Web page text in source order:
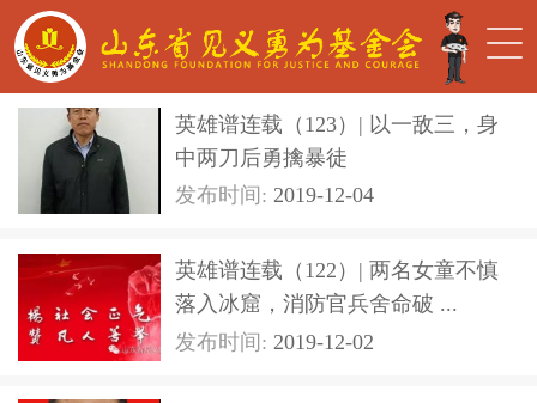
英雄谱连载（123）| 以一敌三，身
中两刀后勇擒暴徒
发布时间: 2019-12-04
英雄谱连载（122）| 两名女童不慎
落入冰窟，消防官兵舍命破 ...
发布时间: 2019-12-02